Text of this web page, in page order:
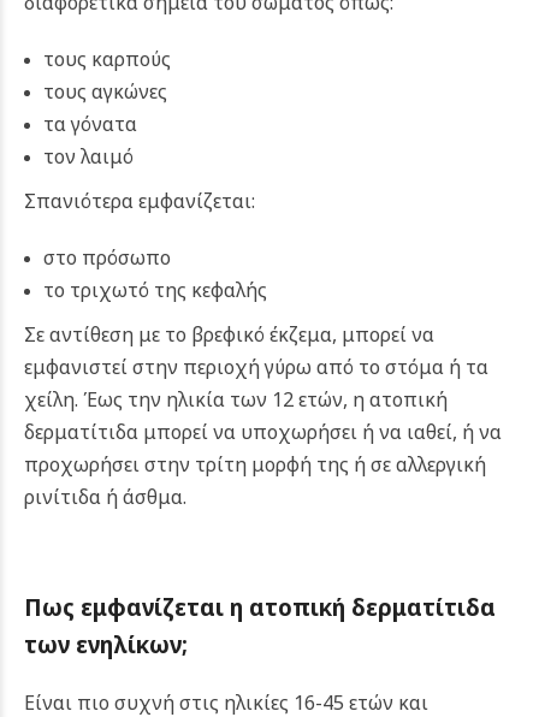
τους καρπούς
τους αγκώνες
τα γόνατα
τον λαιμό
Σπανιότερα εμφανίζεται:
στο πρόσωπο
το τριχωτό της κεφαλής
Σε αντίθεση με το βρεφικό έκζεμα, μπορεί να
εμφανιστεί στην περιοχή γύρω από το στόμα ή τα
χείλη. Έως την ηλικία των 12 ετών, η ατοπική
δερματίτιδα μπορεί να υποχωρήσει ή να ιαθεί, ή να
προχωρήσει στην τρίτη μορφή της ή σε αλλεργική
ρινίτιδα ή άσθμα.
Πως εμφανίζεται η ατοπική δερματίτιδα
των ενηλίκων;
Είναι πιο συχνή στις ηλικίες 16-45 ετών και